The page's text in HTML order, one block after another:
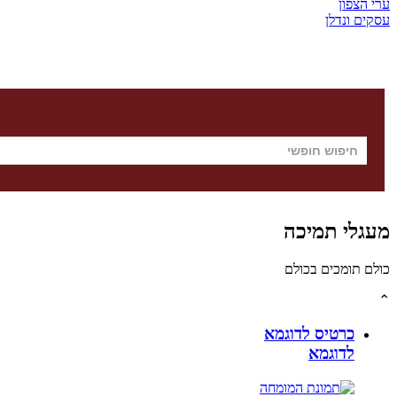
ערי הצפון
עסקים ונדלן
מעגלי תמיכה
כולם תומכים בכולם
⌃
כרטיס לדוגמא
לדוגמא